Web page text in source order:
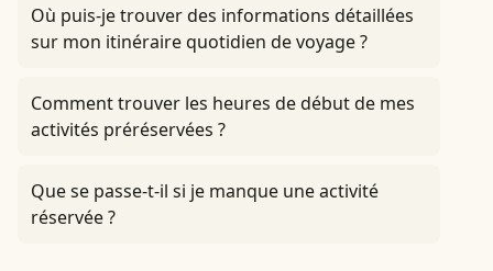
Où puis-je trouver des informations détaillées
sur mon itinéraire quotidien de voyage ?
Comment trouver les heures de début de mes
activités préréservées ?
Que se passe-t-il si je manque une activité
réservée ?